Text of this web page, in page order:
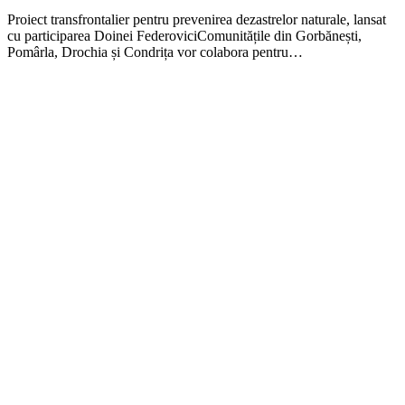
Proiect transfrontalier pentru prevenirea dezastrelor naturale, lansat
cu participarea Doinei FederoviciComunitățile din Gorbănești,
Pomârla, Drochia și Condrița vor colabora pentru…